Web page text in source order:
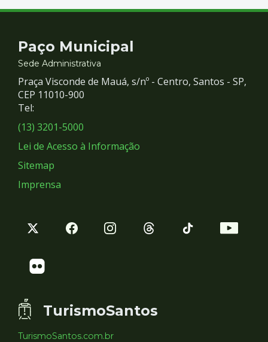
Contato
e
Redes
Sociais
Paço Municipal
Sede Administrativa
Praça Visconde de Mauá, s/nº - Centro, Santos - SP,
CEP 11010-900
Tel:
(13) 3201-5000
Lei de Acesso à Informação
Sitemap
Imprensa
TurismoSantos
TurismoSantos.com.br